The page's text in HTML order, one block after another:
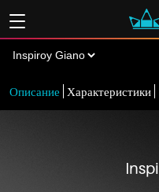
Описание Характеристики